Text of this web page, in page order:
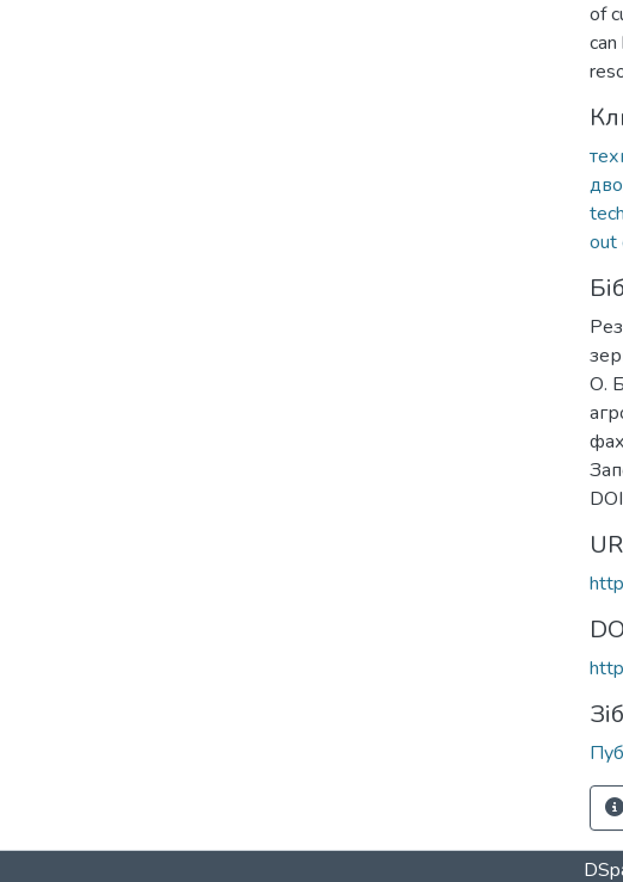
of
out
О.